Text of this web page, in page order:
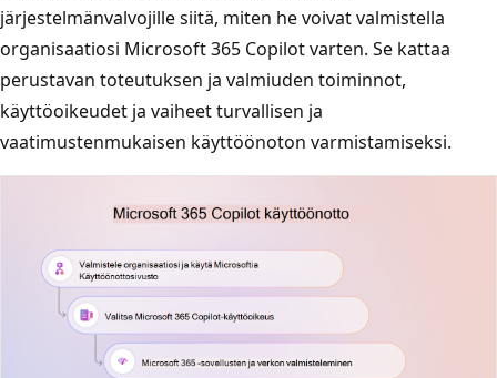
järjestelmänvalvojille siitä, miten he voivat valmistella
organisaatiosi Microsoft 365 Copilot varten. Se kattaa
perustavan toteutuksen ja valmiuden toiminnot,
käyttöoikeudet ja vaiheet turvallisen ja
vaatimustenmukaisen käyttöönoton varmistamiseksi.